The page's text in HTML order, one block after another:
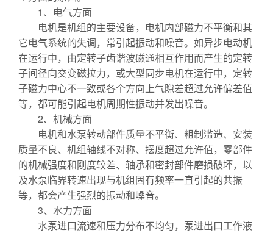
1、电气方面
电机是机组的主要设备，电机内部磁力不平衡和其
它电气系统的失调，常引起振动和噪音。如异步电动机
在运行中，由定转子齿谐波磁通相互作用而产生的定转
子间径向交变磁拉力，或大型同步电机在运行中，定转
子磁力中心不一致或各个方向上气隙差超过允许偏差值
等，都可能引起电机周期性振动并发出噪音。
2、机械方面
电机和水泵转动部件质量不平衡、粗制滥造、安装
质量不良、机组轴线不对称、摆度超过允许值，零部件
的机械强度和刚度较差、轴承和密封部件磨损破坏，以
及水泵临界转速出现与机组固有频率一直引起的共振
等，都会产生强烈的振动和噪音。
3、水力方面
水泵进口流速和压力分布不均匀，泵进出口工作液